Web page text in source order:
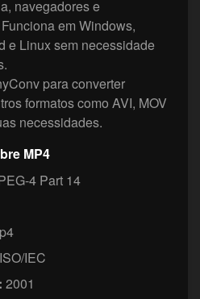
navegadores e
em Windows,
e Linux sem necessidade
para converter
formatos como AVI, MOV
necessidades.
MP4
4 Part 14
ISO/IEC
2001